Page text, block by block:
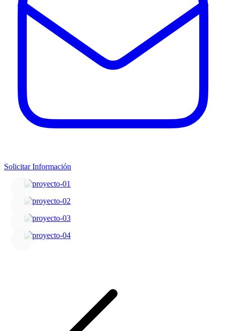
Solicitar Información